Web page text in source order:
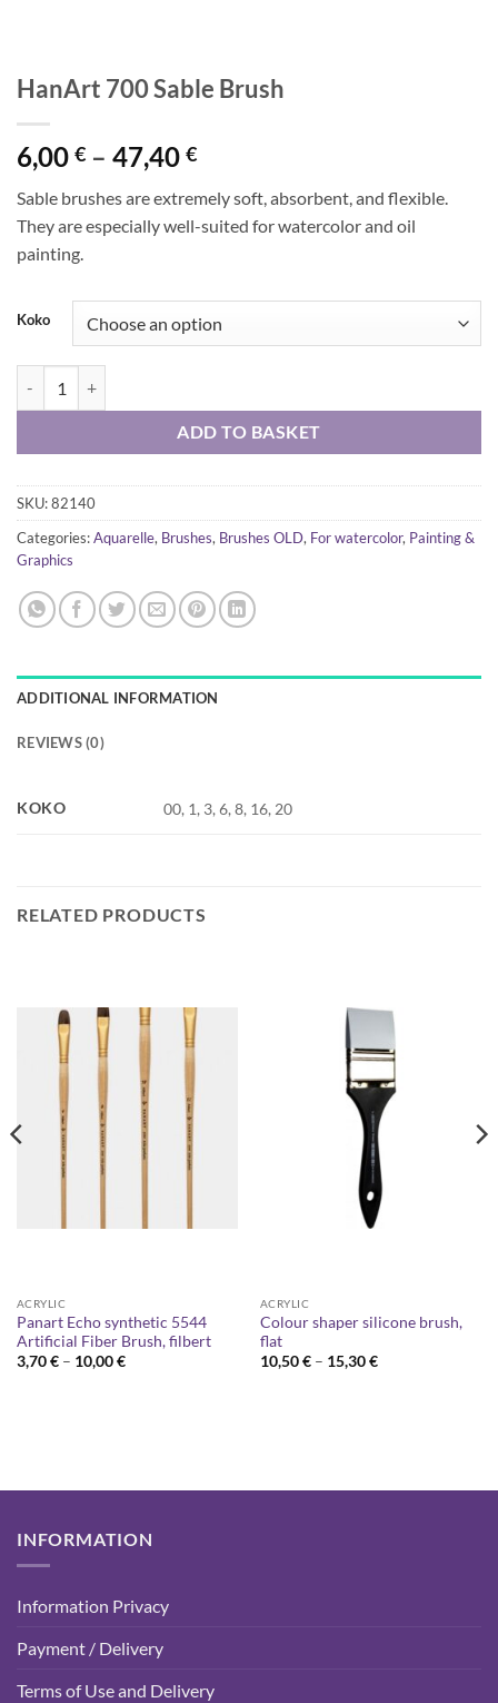
HanArt 700 Sable Brush
6,00 € – 47,40 €Price
6,00 €
through
Sable brushes are extremely soft, absorbent, and flexible.
They are especially well-suited for watercolor and oil
painting.
Koko
ADD TO BASKET
SKU:82140
Categories:Aquarelle, Brushes, Brushes OLD, For watercolor, Painting &
Graphics
ADDITIONAL INFORMATION
REVIEWS (0)
KOKO 00, 1, 3, 6, 8, 16, 20
RELATED PRODUCTS
ACRYLIC
Panart Echo synthetic 5544
Artificial Fiber Brush, filbert
3,70€ – 10,00€Price
ACRYLIC
Colour shaper silicone brush,
flat
10,50€ – 15,30€Price
INFORMATION
Information Privacy
Payment / Delivery
Terms of Use and Delivery